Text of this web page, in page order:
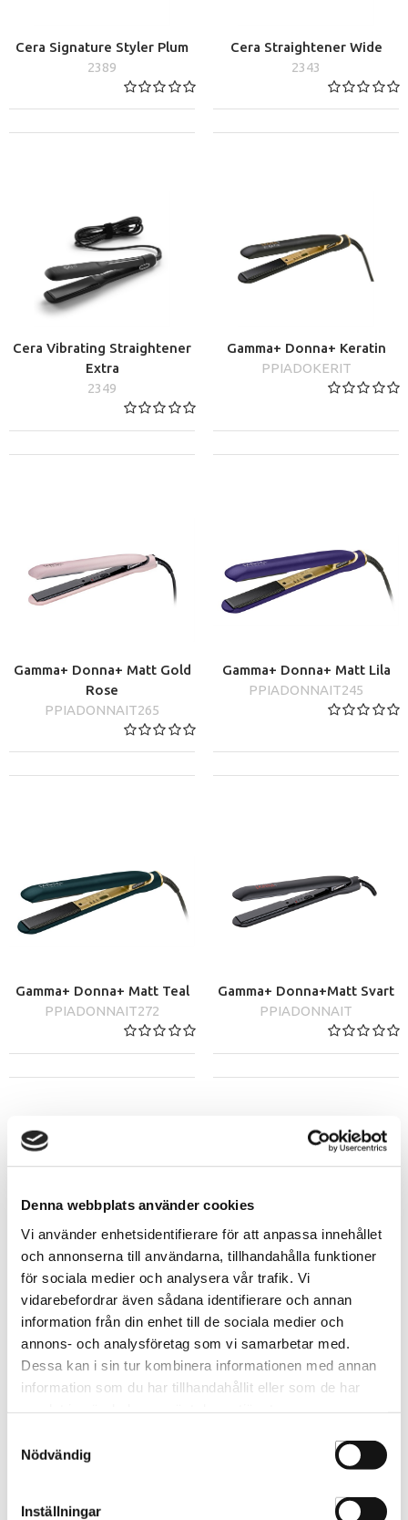
Denna webbplats använder cookies
Vi använder enhetsidentifierare för att anpassa innehållet
och annonserna till användarna, tillhandahålla funktioner
för sociala medier och analysera vår trafik. Vi
vidarebefordrar även sådana identifierare och annan
information från din enhet till de sociala medier och
annons- och analysföretag som vi samarbetar med.
Dessa kan i sin tur kombinera informationen med annan
information som du har tillhandahållit eller som de har
Nödvändig
Inställningar
Cera Signature Styler Plum
2389
Cera Straightener Wide
2343
Cera Vibrating Straightener
Extra
2349
Gamma+ Donna+ Keratin
PPIADOKERIT
Gamma+ Donna+ Matt Gold
Rose
PPIADONNAIT265
Gamma+ Donna+ Matt Lila
PPIADONNAIT245
Gamma+ Donna+ Matt Teal
PPIADONNAIT272
Gamma+ Donna+Matt Svart
PPIADONNAIT
Gamma+ Keratin Glory Matt
Black
Gamma+ Keratin Glory Matt